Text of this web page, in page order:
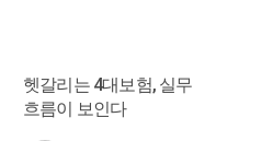
헷갈리는 4대보험, 실무
흐름이 보인다